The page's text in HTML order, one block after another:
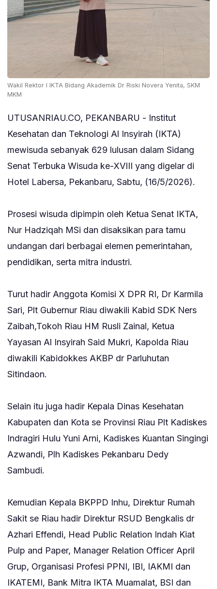
Wakil Rektor I IKTA Bidang Akademik Dr Riski Novera Yenita, SKM
MKM
UTUSANRIAU.CO, ‎PEKANBARU - Institut
Kesehatan dan Teknologi Al Insyirah (IKTA)
mewisuda sebanyak 629 lulusan dalam Sidang
Senat Terbuka Wisuda ke-XVIII yang digelar di
Hotel Labersa, Pekanbaru, Sabtu, (16/5/2026).
‎Prosesi wisuda dipimpin oleh Ketua Senat IKTA,
Nur Hadziqah MSi dan disaksikan para tamu
undangan dari berbagai elemen pemerintahan,
pendidikan, serta mitra industri.
‎Turut hadir Anggota Komisi X DPR RI, Dr Karmila
Sari, Plt Gubernur Riau diwakili Kabid SDK Ners
Zaibah,Tokoh Riau HM Rusli Zainal, Ketua
Yayasan Al Insyirah Said Mukri, Kapolda Riau
diwakili Kabidokkes AKBP dr Parluhutan
Sitindaon.
‎Selain itu juga hadir Kepala Dinas Kesehatan
Kabupaten dan Kota se Provinsi Riau Plt Kadiskes
Indragiri Hulu Yuni Arni, Kadiskes Kuantan Singingi
Azwandi, Plh Kadiskes Pekanbaru Dedy
Sambudi.
‎Kemudian Kepala BKPPD Inhu, Direktur Rumah
Sakit se Riau hadir Direktur RSUD Bengkalis dr
Azhari Effendi, Head Public Relation Indah Kiat
Pulp and Paper, Manager Relation Officer April
Grup, Organisasi Profesi PPNI, IBI, IAKMI dan
IKATEMI, Bank Mitra IKTA Muamalat, BSI dan